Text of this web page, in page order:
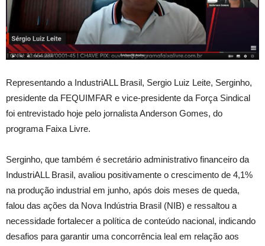
Representando a IndustriALL Brasil, Sergio Luiz Leite, Serginho,
presidente da FEQUIMFAR e vice-presidente da Força Sindical
foi entrevistado hoje pelo jornalista Anderson Gomes, do
programa Faixa Livre.
Serginho, que também é secretário administrativo financeiro da
IndustriALL Brasil, avaliou positivamente o crescimento de 4,1%
na produção industrial em junho, após dois meses de queda,
falou das ações da Nova Indústria Brasil (NIB) e ressaltou a
necessidade fortalecer a política de conteúdo nacional, indicando
desafios para garantir uma concorrência leal em relação aos